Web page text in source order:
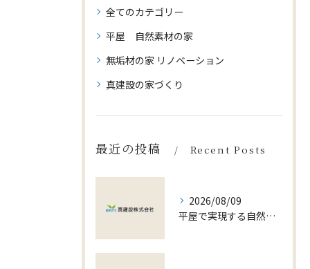
全てのカテゴリー
平屋 自然素材の家
無垢材の家 リノベーション
真建設の家づくり
最近の投稿 Recent Posts
2026/08/09
平屋で実現する自然素材のリラックス空間づくりと快適な暮らしのポイント